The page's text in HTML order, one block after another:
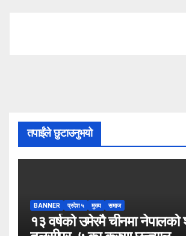
तपाईंले छुटाउनुभयो
BANNER प्रदेश ५ मुख्य समाज
१३ वर्षको उमेरमै चीनमा नेपालको